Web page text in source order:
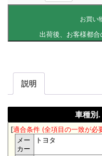
お買い
説明
車種別.
[適合条件 (全項目の一致が必
メー
カー
トヨタ